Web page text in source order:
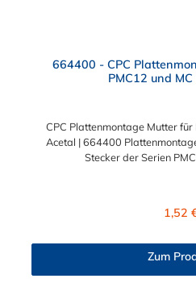
664400 - CPC
PMC12 und
CPC Plattenmontage Mutter für
Acetal | 664400
Stecker der Serien
1,52
Zum